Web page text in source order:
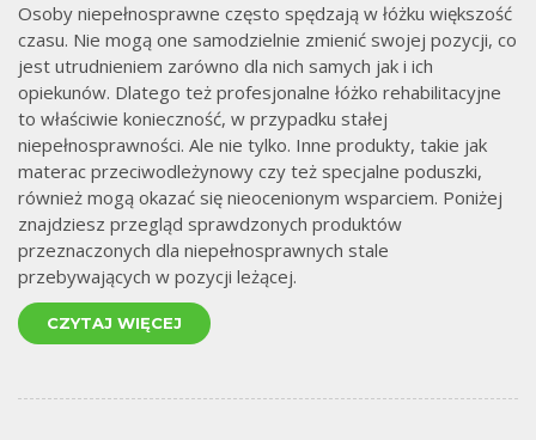
Osoby niepełnosprawne często spędzają w łóżku większość
czasu. Nie mogą one samodzielnie zmienić swojej pozycji, co
jest utrudnieniem zarówno dla nich samych jak i ich
opiekunów. Dlatego też profesjonalne łóżko rehabilitacyjne
to właściwie konieczność, w przypadku stałej
niepełnosprawności. Ale nie tylko. Inne produkty, takie jak
materac przeciwodleżynowy czy też specjalne poduszki,
również mogą okazać się nieocenionym wsparciem. Poniżej
znajdziesz przegląd sprawdzonych produktów
przeznaczonych dla niepełnosprawnych stale
przebywających w pozycji leżącej.
CZYTAJ WIĘCEJ